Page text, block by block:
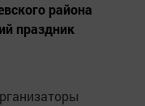
района
праздник